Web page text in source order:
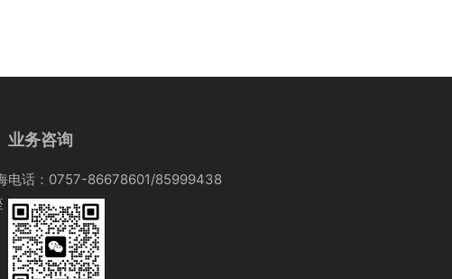
业务咨询
电话：0757-86678601/85999438